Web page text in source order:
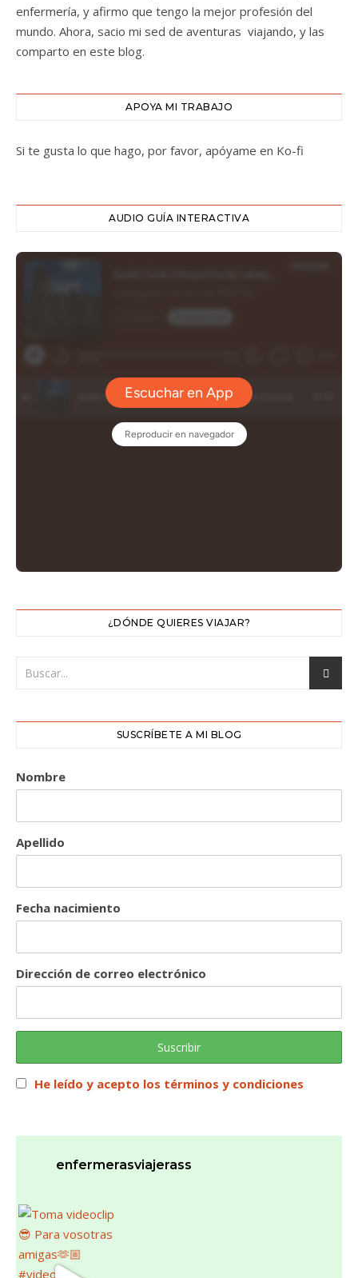
enfermería, y afirmo que tengo la mejor profesión del
mundo. Ahora, sacio mi sed de aventuras viajando, y las
comparto en este blog.
APOYA MI TRABAJO
Si te gusta lo que hago, por favor, apóyame en Ko-fi
AUDIO GUÍA INTERACTIVA
¿DÓNDE QUIERES VIAJAR?
SUSCRÍBETE A MI BLOG
Nombre
Apellido
Fecha nacimiento
Dirección de correo electrónico
He leído y acepto los términos y condiciones
enfermerasviajerass